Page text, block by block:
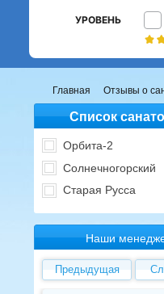
УРОВЕНЬ
Главная Отзывы о
Список
Орбита-2
Солнечногорский
Старая Русса
Наши
Предыдущая